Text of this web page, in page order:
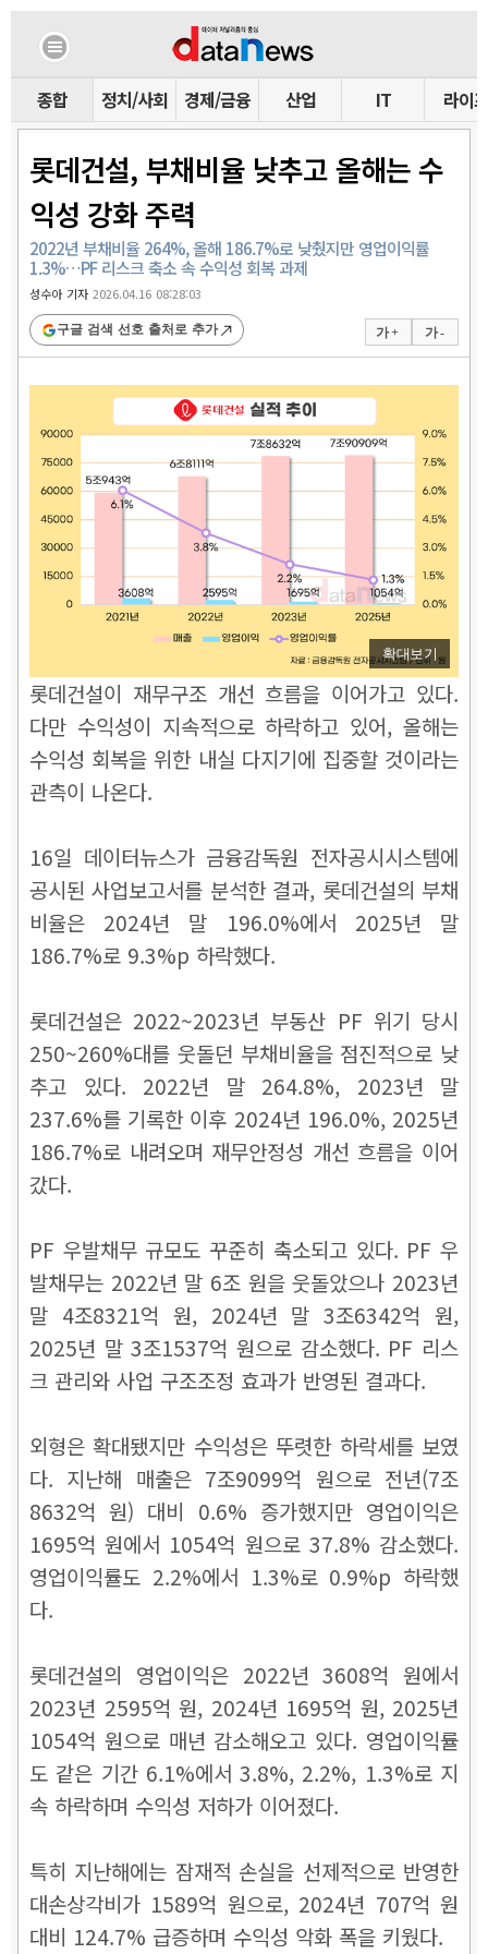
종합 정치/사회 경제/금융 산업 IT 라이프
롯데건설, 부채비율 낮추고 올해는 수
익성 강화 주력
2022년 부채비율 264%, 올해 186.7%로 낮췄지만 영업이익률
1.3%…PF 리스크 축소 속 수익성 회복 과제
성수아 기자2026.04.16 08:28:03
가 + 가 -
구글 검색 선호 출처로 추가
확대보기
롯데건설이 재무구조 개선 흐름을 이어가고 있다.
다만 수익성이 지속적으로 하락하고 있어, 올해는
수익성 회복을 위한 내실 다지기에 집중할 것이라는
관측이 나온다.
16일 데이터뉴스가 금융감독원 전자공시시스템에
공시된 사업보고서를 분석한 결과, 롯데건설의 부채
비율은 2024년 말 196.0%에서 2025년 말
186.7%로 9.3%p 하락했다.
롯데건설은 2022~2023년 부동산 PF 위기 당시
250~260%대를 웃돌던 부채비율을 점진적으로 낮
추고 있다. 2022년 말 264.8%, 2023년 말
237.6%를 기록한 이후 2024년 196.0%, 2025년
186.7%로 내려오며 재무안정성 개선 흐름을 이어
갔다.
PF 우발채무 규모도 꾸준히 축소되고 있다. PF 우
발채무는 2022년 말 6조 원을 웃돌았으나 2023년
말 4조8321억 원, 2024년 말 3조6342억 원,
2025년 말 3조1537억 원으로 감소했다. PF 리스
크 관리와 사업 구조조정 효과가 반영된 결과다.
외형은 확대됐지만 수익성은 뚜렷한 하락세를 보였
다. 지난해 매출은 7조9099억 원으로 전년(7조
8632억 원) 대비 0.6% 증가했지만 영업이익은
1695억 원에서 1054억 원으로 37.8% 감소했다.
영업이익률도 2.2%에서 1.3%로 0.9%p 하락했
다.
롯데건설의 영업이익은 2022년 3608억 원에서
2023년 2595억 원, 2024년 1695억 원, 2025년
1054억 원으로 매년 감소해오고 있다. 영업이익률
도 같은 기간 6.1%에서 3.8%, 2.2%, 1.3%로 지
속 하락하며 수익성 저하가 이어졌다.
특히 지난해에는 잠재적 손실을 선제적으로 반영한
대손상각비가 1589억 원으로, 2024년 707억 원
대비 124.7% 급증하며 수익성 악화 폭을 키웠다.